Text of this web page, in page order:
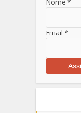
Nome *
Email *